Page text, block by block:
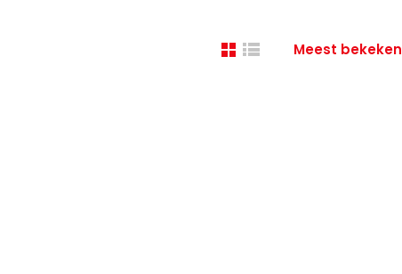
Meest bekeken